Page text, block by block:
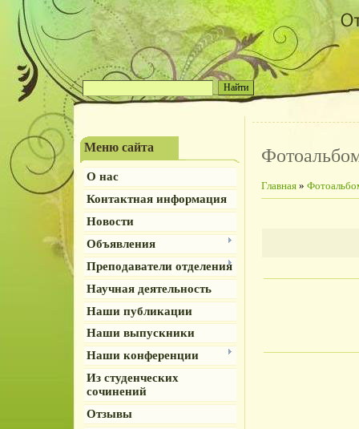
Меню сайта
О нас
Контактная информация
Новости
Объявления
Преподаватели отделения
Научная деятельность
Наши публикации
Наши выпускники
Наши конференции
Из студенческих
сочинений
Отзывы
Главная »